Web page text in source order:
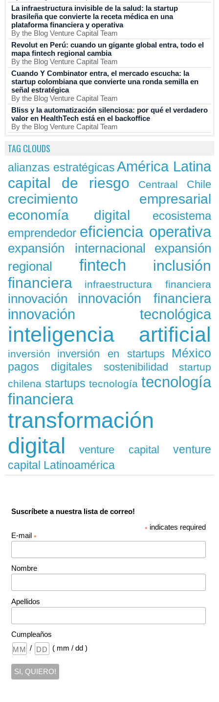
La infraestructura invisible de la salud: la startup
brasileña que convierte la receta médica en una
plataforma financiera y operativa
By the Blog Venture Capital Team
Revolut en Perú: cuando un gigante global entra, todo el
mapa fintech regional cambia
By the Blog Venture Capital Team
Cuando Y Combinator entra, el mercado escucha: la
startup colombiana que convierte una ronda semilla en
señal estratégica
By the Blog Venture Capital Team
Bliss y la automatización silenciosa: por qué el verdadero
valor en HealthTech está en el backoffice
By the Blog Venture Capital Team
TAG CLOUDS
alianzas estratégicas América Latina
capital de riesgo Centraal Chile
crecimiento empresarial
economía digital
ecosistema
emprendedor eficiencia operativa
expansión internacional
expansión
regional
fintech
inclusión
financiera
infraestructura financiera
innovación innovación financiera
innovación tecnológica
inteligencia artificial
inversión inversión en startups México
pagos digitales sostenibilidad
startup
chilena startups tecnología tecnología
financiera
transformación
digital
venture capital
venture
capital Latinoamérica
Suscríbete a nuestra lista de correo!
* indicates required
E-mail *
Nombre
Apellidos
Cumpleaños
/
( mm / dd )